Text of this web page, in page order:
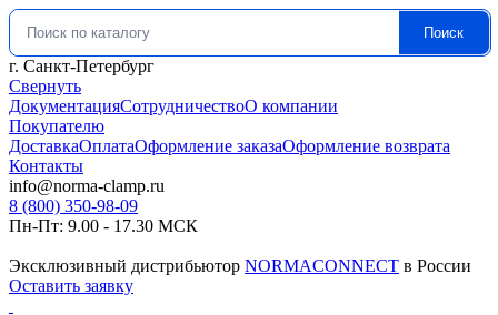
Искать: Поиск
г. Санкт-Петербург
Свернуть
ДокументацияСотрудничествоО компании
Покупателю
ДоставкаОплатаОформление заказаОформление возврата
Контакты
info@norma-clamp.ru
8 (800) 350-98-09
Пн-Пт: 9.00 - 17.30 МСК
Эксклюзивный дистрибьютор NORMACONNECT в России
Оставить заявку